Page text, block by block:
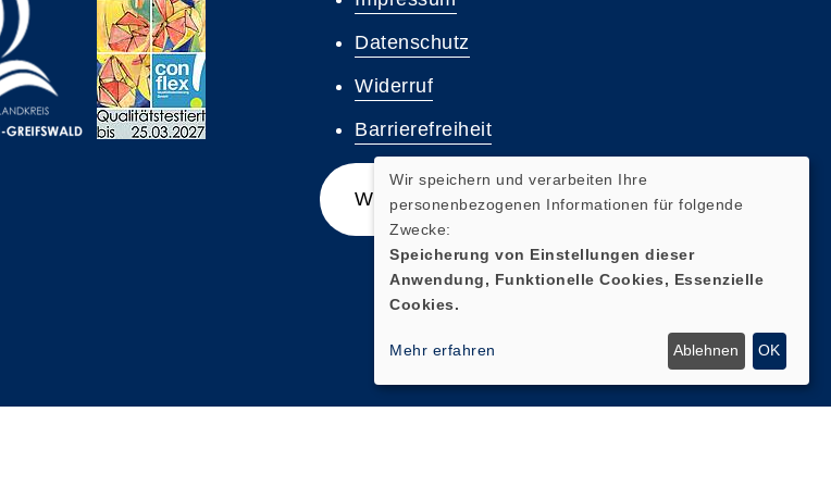
Datenschutz
Widerruf
Barrierefreiheit
Widerrufsformular
Wir speichern und verarbeiten Ihre
personenbezogenen Informationen für folgende
Zwecke:
Speicherung von Einstellungen dieser
Anwendung, Funktionelle Cookies, Essenzielle
Cookies.
Mehr erfahren Ablehnen OK